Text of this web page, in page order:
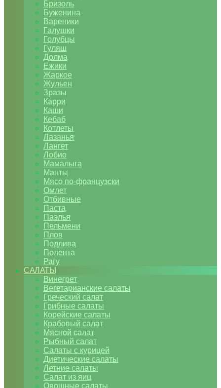
Бризоль
Буженина
Вареники
Галушки
Голубцы
Гуляш
Долма
Ежики
Жаркое
Жульен
Зразы
Карри
Каши
Кебаб
Котлеты
Лазанья
Лангет
Лобио
Мамалыга
Манты
Мясо по-французски
Омлет
Отбивные
Паста
Паэлья
Пельмени
Плов
Подлива
Полента
Рагу
САЛАТЫ
Винегрет
Вегетарианские салаты
Греческий салат
Грибные салаты
Корейские салаты
Крабовый салат
Мясной салат
Рыбный салат
Салаты с курицей
Диетические салаты
Летние салаты
Салат из яиц
Овощные салаты